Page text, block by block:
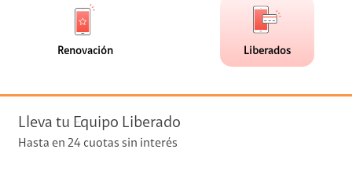
+ Telefonía
streaming
de
faceta
Renovación
(0)
faceta
Liberados
Lleva tu Equipo Liberado
Hasta en 24 cuotas sin interés